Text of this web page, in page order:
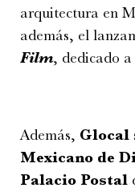
arquitectura en
además, el
Film, dedicado a
Además, Glocal
Mexicano de
Palacio Postal